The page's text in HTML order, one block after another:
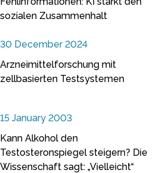
sozialen Zusammenhalt
30 December 2024
Arzneimittelforschung mit
zellbasierten Testsystemen
15 January 2003
Kann Alkohol den
Testosteronspiegel steigern? Die
Wissenschaft sagt: „Vielleicht“